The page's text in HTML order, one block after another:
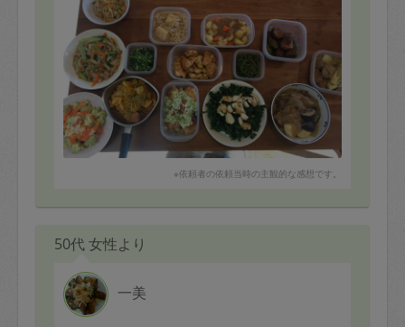
※依頼者の依頼当時の主観的な感想です。
50代 女性より
一美